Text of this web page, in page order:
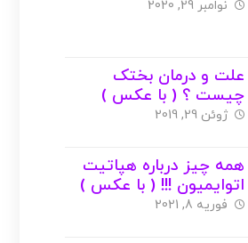
نوامبر 29, 2020
علت و درمان بختک
چیست ؟ ( با عکس )
ژوئن 29, 2019
همه چیز درباره هپاتیت
اتوایمیون !!! ( با عکس )
فوریه 8, 2021